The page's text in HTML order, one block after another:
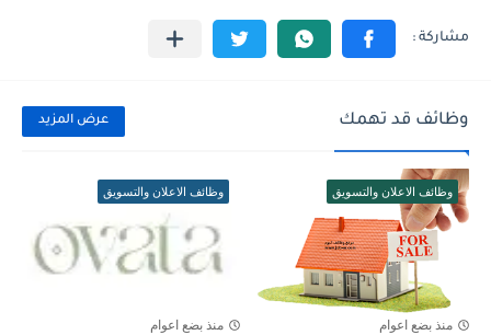
وظائف قد تهمك عرض المزيد
وظائف الاعلان والتسويق
منذ بضع اعوام
وظائف الاعلان والتسويق
منذ بضع اعوام